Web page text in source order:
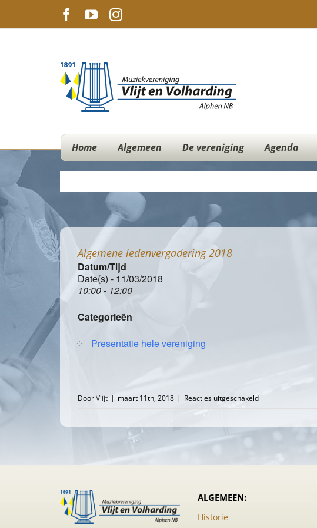
Facebook
YouTubeInstagram
Home Algemeen De vereniging Agenda
Algemene ledenvergadering 2018
Datum/Tijd
Date(s) - 11/03/2018
10:00 - 12:00
Categorieën
Presentatie hele vereniging
DoorVlijt | maart 11th, 2018 | Reacties uitgeschakeldvoor
ledenvergadering
ALGEMEEN:
Historie